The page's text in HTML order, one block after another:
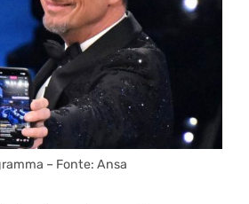
– Fonte: Ansa